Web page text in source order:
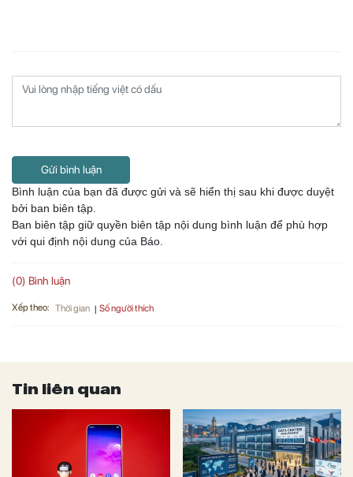
Gửi bình luận
Bình luận của bạn đã được gửi và sẽ hiển thị sau khi được duyệt
bởi ban biên tập.
Ban biên tập giữ quyền biên tập nội dung bình luận để phù hợp
với qui định nội dung của Báo.
(0) Bình luận
Xếp theo: Thời gian Số người thích
Tin liên quan